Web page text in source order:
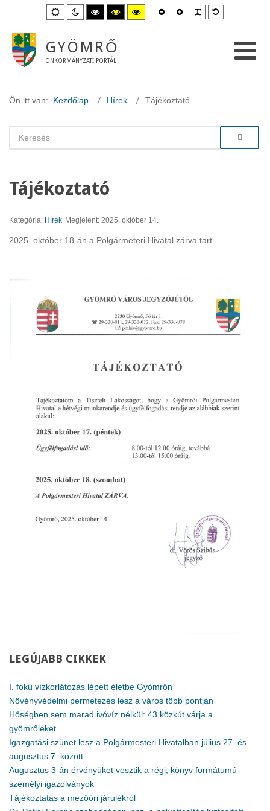
Alapértelmezett
mód
Éjszakai
mód
Magas
kontraszt
fekete-
mód.
Magas
kontraszt
fekete-
Magas
kontraszt
sárga-
Kisebb
betűméret
Nagyobb
betűméret
GYÖMRŐ
ÖNKORMÁNYZATI PORTÁL
Ön itt van: Kezdőlap Hírek Tájékoztató
Tájékoztató
Kategória: Hírek Megjelent: 2025. október 14.
2025. október 18-án a Polgármeteri Hivatal zárva tart.
LEGÚJABB CIKKEK
I. fokú vízkorlátozás lépett életbe Gyömrőn
Növényvédelmi permetezés lesz a város több pontján
Hőségben sem marad ivóvíz nélkül: 43 közkút várja a
gyömrőieket
Igazgatási szünet lesz a Polgármesteri Hivatalban július 27. és
augusztus 7. között
Augusztus 3-án érvényüket vesztik a régi, könyv formátumú
személyi igazolványok
Tájékoztatás a mezőőri járulékról